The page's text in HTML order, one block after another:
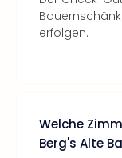
erfolgen.
Welche
Berg's Alte